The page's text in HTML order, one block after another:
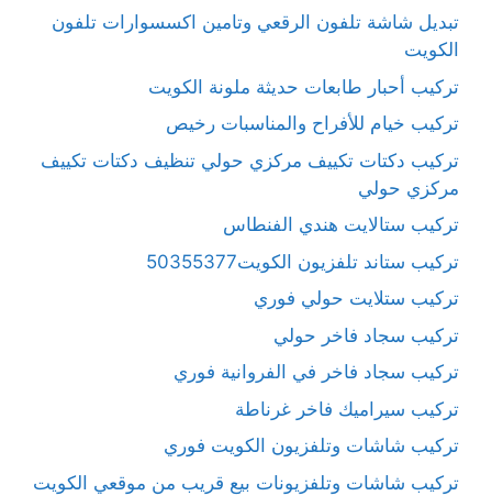
تبديل شاشة تلفون الرقعي وتامين اكسسوارات تلفون
الكويت
تركيب أحبار طابعات حديثة ملونة الكويت
تركيب خيام للأفراح والمناسبات رخيص
تركيب دكتات تكييف مركزي حولي تنظيف دكتات تكييف
مركزي حولي
تركيب ستالايت هندي الفنطاس
تركيب ستاند تلفزيون الكويت50355377
تركيب ستلايت حولي فوري
تركيب سجاد فاخر حولي
تركيب سجاد فاخر في الفروانية فوري
تركيب سيراميك فاخر غرناطة
تركيب شاشات وتلفزيون الكويت فوري
تركيب شاشات وتلفزيونات بيع قريب من موقعي الكويت